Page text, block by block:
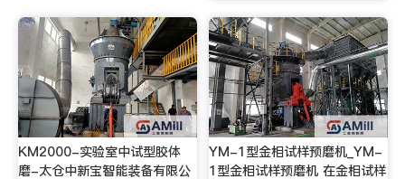
KM2000-实验室中试型胶体
磨-太仓中新宝智能装备有限公
YM-1型金相试样预磨机_YM-
1型金相试样预磨机 在金相试样